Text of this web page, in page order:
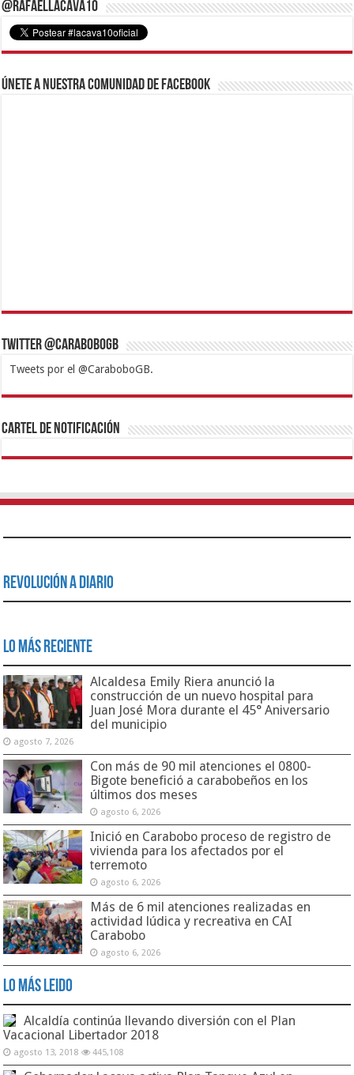
@RafaelLacava10
Únete a nuestra comunidad de Facebook
Twitter @CaraboboGB
Tweets por el @CaraboboGB.
1xbetBetturkeyBetistKralbetSupertotobetTipobetMatadorbetMariobet
https://mvbcasino.com/
Cartel de Notificación
Revolución a Diario
Lo Más Reciente
Alcaldesa Emily Riera anunció la
construcción de un nuevo hospital para
Juan José Mora durante el 45° Aniversario
del municipio
agosto 7, 2026
Con más de 90 mil atenciones el 0800-
Bigote benefició a carabobeños en los
últimos dos meses
agosto 6, 2026
Inició en Carabobo proceso de registro de
vivienda para los afectados por el
terremoto
agosto 6, 2026
Más de 6 mil atenciones realizadas en
actividad lúdica y recreativa en CAI
Carabobo
agosto 6, 2026
Lo Más Leido
Alcaldía continúa llevando diversión con el Plan
Vacacional Libertador 2018
agosto 13, 2018 445,108